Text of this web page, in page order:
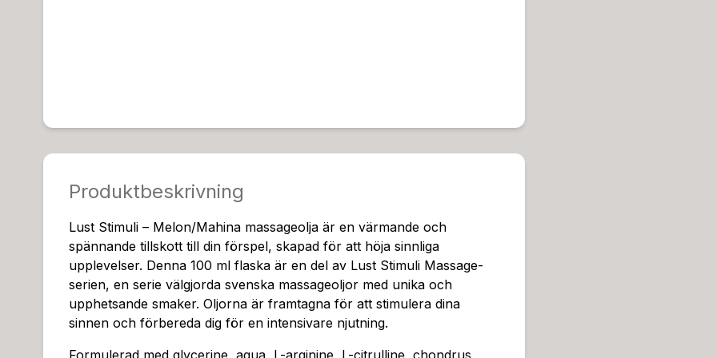
upare avslappning och
k. Den spännande
appliceras på kroppen
sliga gränser.Denna
Produktbeskrivning
Lust Stimuli – Melon/Mahina massageolja är en värmande och
spännande tillskott till din förspel, skapad för att höja sinnliga
upplevelser. Denna 100 ml flaska är en del av Lust Stimuli Massage-
serien, en serie välgjorda svenska massageoljor med unika och
upphetsande smaker. Oljorna är framtagna för att stimulera dina
sinnen och förbereda dig för en intensivare njutning.
Formulerad med glycerine, aqua, L-arginine, L-citrulline, chondrus